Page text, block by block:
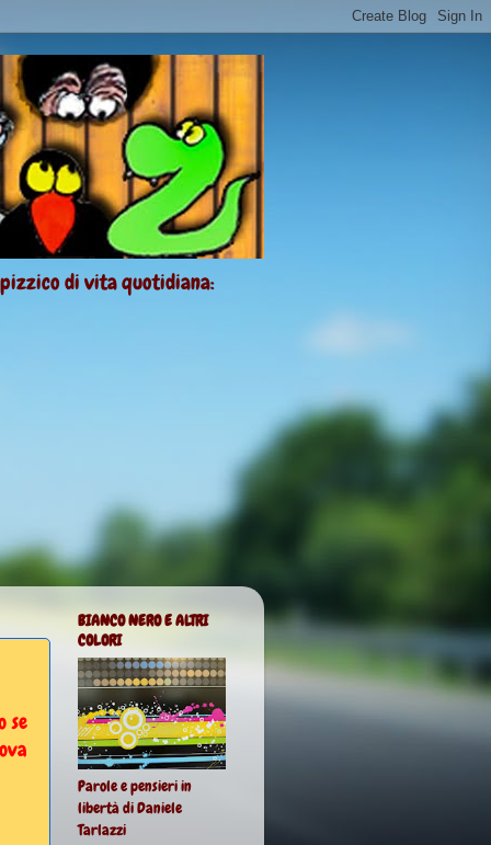
pizzico di vita quotidiana:
se
BIANCO NERO E ALTRI
COLORI
Parole e pensieri in
libertà di Daniele
Tarlazzi